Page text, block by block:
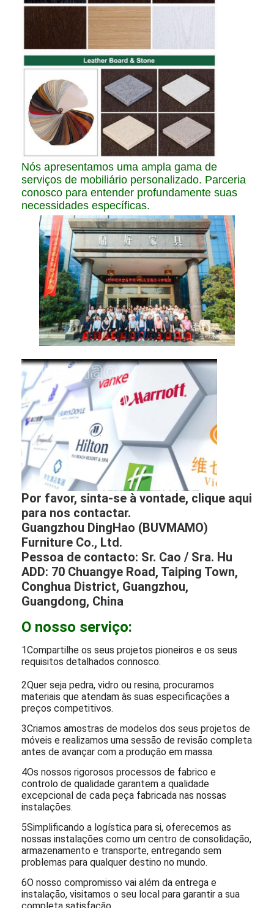
Nós apresentamos uma ampla gama de
serviços de mobiliário personalizado. Parceria
conosco para entender profundamente suas
necessidades específicas.
Por favor, sinta-se à vontade, clique aqui
para nos contactar.
Guangzhou DingHao (BUVMAMO)
Furniture Co., Ltd.
Pessoa de contacto: Sr. Cao / Sra. Hu
ADD: 70 Chuangye Road, Taiping Town,
Conghua District, Guangzhou,
Guangdong, China
O nosso serviço:
1Compartilhe os seus projetos pioneiros e os seus
requisitos detalhados connosco.
2Quer seja pedra, vidro ou resina, procuramos
materiais que atendam às suas especificações a
preços competitivos.
3Criamos amostras de modelos dos seus projetos de
móveis e realizamos uma sessão de revisão completa
antes de avançar com a produção em massa.
4Os nossos rigorosos processos de fabrico e
controlo de qualidade garantem a qualidade
excepcional de cada peça fabricada nas nossas
instalações.
5Simplificando a logística para si, oferecemos as
nossas instalações como um centro de consolidação,
armazenamento e transporte, entregando sem
problemas para qualquer destino no mundo.
6O nosso compromisso vai além da entrega e
instalação, visitamos o seu local para garantir a sua